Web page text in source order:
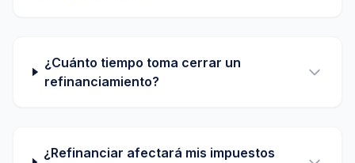
¿Cuánto tiempo toma cerrar un
refinanciamiento?
¿Refinanciar afectará mis impuestos